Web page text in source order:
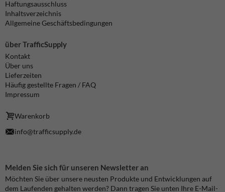
Haftungsausschluss
Inhaltsverzeichnis
Allgemeine Geschäftsbedingungen
über TrafficSupply
Kontakt
Über uns
Lieferzeiten
Häufig gestellte Fragen / FAQ
Impressum
Warenkorb
info@trafficsupply.de
Melden Sie sich für unseren Newsletter an
Möchten Sie über unsere neusten Produkte und Entwicklungen auf
dem Laufenden gehalten werden? Dann tragen Sie unten Ihre E-Mail-